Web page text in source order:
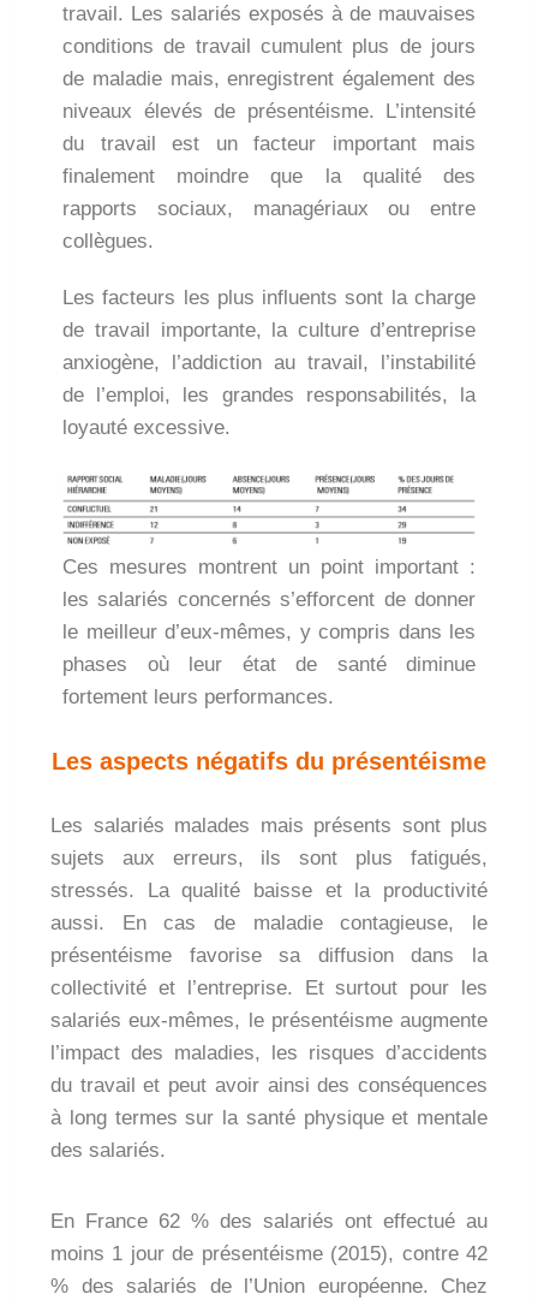
travail. Les salariés exposés à de mauvaises
conditions de travail cumulent plus de jours
de maladie mais, enregistrent également des
niveaux élevés de présentéisme. L’intensité
du travail est un facteur important mais
finalement moindre que la qualité des
rapports sociaux, managériaux ou entre
collègues.
Les facteurs les plus influents sont la charge
de travail importante, la culture d’entreprise
anxiogène, l’addiction au travail, l’instabilité
de l’emploi, les grandes responsabilités, la
loyauté excessive.
Ces mesures montrent un point important :
les salariés concernés s’efforcent de donner
le meilleur d’eux-mêmes, y compris dans les
phases où leur état de santé diminue
fortement leurs performances.
Les aspects négatifs du présentéisme
Les salariés malades mais présents sont plus
sujets aux erreurs, ils sont plus fatigués,
stressés. La qualité baisse et la productivité
aussi. En cas de maladie contagieuse, le
présentéisme favorise sa diffusion dans la
collectivité et l’entreprise. Et surtout pour les
salariés eux-mêmes, le présentéisme augmente
l’impact des maladies, les risques d’accidents
du travail et peut avoir ainsi des conséquences
à long termes sur la santé physique et mentale
des salariés.
En France 62 % des salariés ont effectué au
moins 1 jour de présentéisme (2015), contre 42
% des salariés de l’Union européenne. Chez